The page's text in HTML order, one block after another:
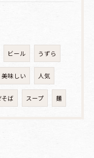
ビール うずら
美味しい 人気
そば スープ 麺